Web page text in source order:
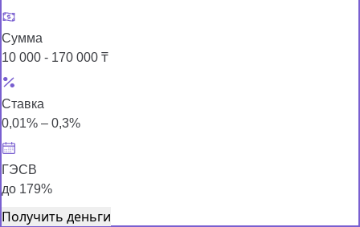
Сумма
10 000 - 170 000 ₸
Ставка
0,01% – 0,3%
ГЭСВ
до 179%
Получить деньги